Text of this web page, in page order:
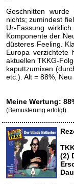
Geschnitten
nichts; zumindest
Ur-Fassung
Komponente der
düsteres Feeling.
Europa verzichtete
aktuellen TKKG-
kaputtzumixen
etc.). Alt = 88%, Neu
Meine Wertung:
(Bemusterung erfolgt)
(2)